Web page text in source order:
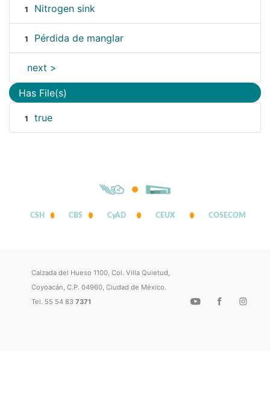
1 Nitrogen sink
1 Pérdida de manglar
next >
Has File(s)
1 true
CSH CBS CyAD CEUX COSECOM
Calzada del Hueso 1100, Col. Villa Quietud,
Coyoacán, C.P. 04960, Ciudad de México.
Tel. 55 54 837371